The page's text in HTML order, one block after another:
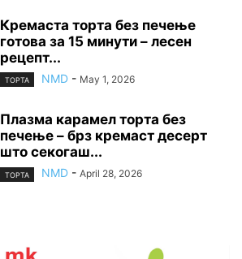
Кремаста торта без печење
готова за 15 минути – лесен
рецепт...
ТОРТА NMD - May 1, 2026
Плазма карамел торта без
печење – брз кремаст десерт
што секогаш...
ТОРТА NMD - April 28, 2026